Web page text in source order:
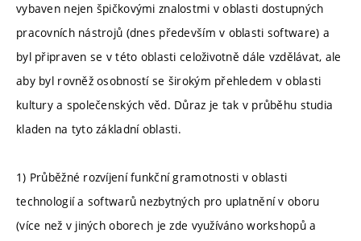
vybaven nejen špičkovými znalostmi v oblasti dostupných
pracovních nástrojů (dnes především v oblasti software) a
byl připraven se v této oblasti celoživotně dále vzdělávat, ale
aby byl rovněž osobností se širokým přehledem v oblasti
kultury a společenských věd. Důraz je tak v průběhu studia
kladen na tyto základní oblasti.
1) Průběžné rozvíjení funkční gramotnosti v oblasti
technologií a softwarů nezbytných pro uplatnění v oboru
(více než v jiných oborech je zde využíváno workshopů a